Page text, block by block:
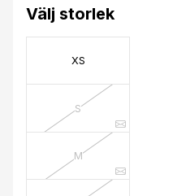
Välj storlek
XS
S
M